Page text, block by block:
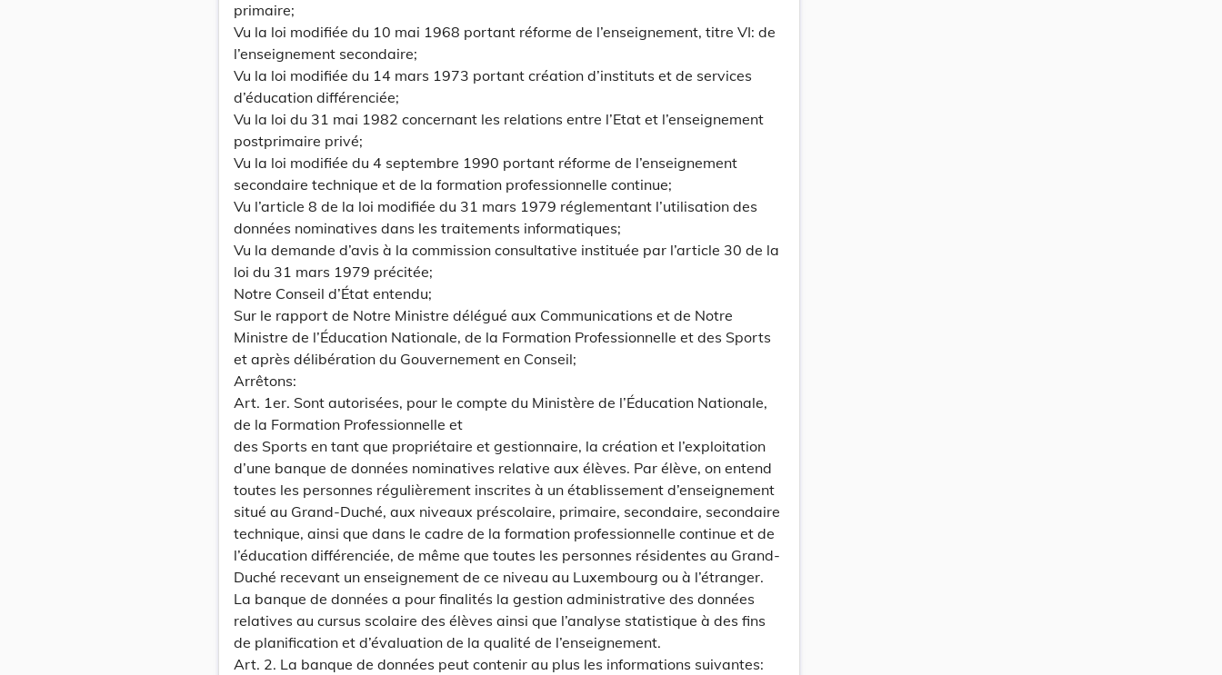
primaire;
Vu la loi modifiée du 10 mai 1968 portant réforme de l’enseignement, titre VI: de
l’enseignement secondaire;
Vu la loi modifiée du 14 mars 1973 portant création d’instituts et de services
d’éducation différenciée;
Vu la loi du 31 mai 1982 concernant les relations entre l’Etat et l’enseignement
postprimaire privé;
Vu la loi modifiée du 4 septembre 1990 portant réforme de l’enseignement
secondaire technique et de la formation professionnelle continue;
Vu l’article 8 de la loi modifiée du 31 mars 1979 réglementant l’utilisation des
données nominatives dans les traitements informatiques;
Vu la demande d’avis à la commission consultative instituée par l’article 30 de la
loi du 31 mars 1979 précitée;
Notre Conseil d’État entendu;
Sur le rapport de Notre Ministre délégué aux Communications et de Notre
Ministre de l’Éducation Nationale, de la Formation Professionnelle et des Sports
et après délibération du Gouvernement en Conseil;
Arrêtons:
Art. 1er. Sont autorisées, pour le compte du Ministère de l’Éducation Nationale,
de la Formation Professionnelle et
des Sports en tant que propriétaire et gestionnaire, la création et l’exploitation
d’une banque de données nominatives relative aux élèves. Par élève, on entend
toutes les personnes régulièrement inscrites à un établissement d’enseignement
situé au Grand-Duché, aux niveaux préscolaire, primaire, secondaire, secondaire
technique, ainsi que dans le cadre de la formation professionnelle continue et de
l’éducation différenciée, de même que toutes les personnes résidentes au Grand-
Duché recevant un enseignement de ce niveau au Luxembourg ou à l’étranger.
La banque de données a pour finalités la gestion administrative des données
relatives au cursus scolaire des élèves ainsi que l’analyse statistique à des fins
de planification et d’évaluation de la qualité de l’enseignement.
Art. 2. La banque de données peut contenir au plus les informations suivantes: